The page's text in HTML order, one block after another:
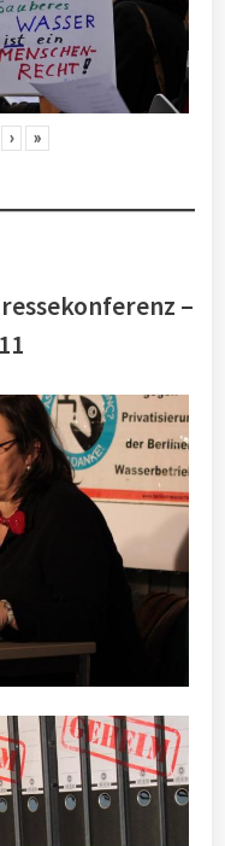
› »
–